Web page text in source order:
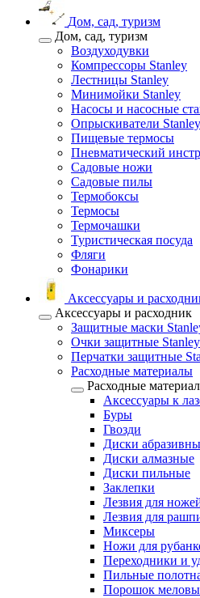
Дом, сад, туризм
Дом, сад, туризм
Воздуходувки
Компрессоры Stanley
Лестницы Stanley
Минимойки Stanley
Насосы и насосные
Опрыскиватели Stanley
Пищевые термосы
Пневматический
Садовые ножи
Садовые пилы
Термобоксы
Термосы
Термочашки
Туристическая посуда
Фляги
Фонарики
Аксессуары и
Аксессуары и расходник
Защитные маски
Очки защитные Stanley
Перчатки защитные
Расходные материалы
Расходные
Аксессуары к
Буры
Гвозди
Диски
Диски алмазные
Диски пильные
Заклепки
Лезвия для
Лезвия для
Миксеры
Ножи для
Переходники и
Пильные
Порошок